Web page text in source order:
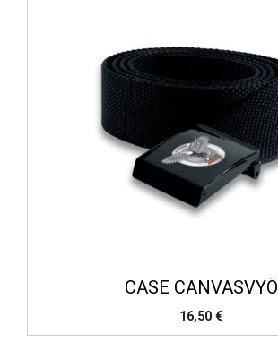
CASE CANVASVYÖ
16,50 €